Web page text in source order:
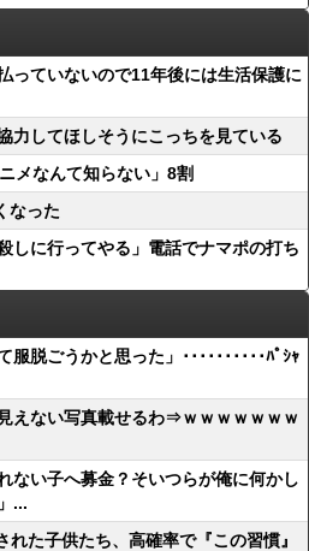
っていないので11年後には生活保護に
力してほしそうにこっちを見ている
メなんて知らない」8割
なった
しに行ってやる」電話でナマポの打ち
服脱ごうかと思った」･･････････ﾊﾟｼｬ
えない写真載せるわ⇒ｗｗｗｗｗｗｗ
ない子へ募金？そいつらが俺に何かし
...
れた子供たち、高確率で『この習慣』